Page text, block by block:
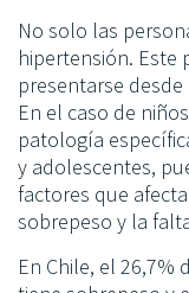
No solo las
hipertensión. Este
presentarse
En el caso de
patología
y adolescentes,
factores que
sobrepeso y la
En Chile, el 26,7%